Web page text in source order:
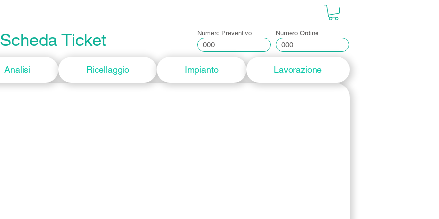
Scheda Ticket Numero Preventivo Numero Ordine
Analisi Ricellaggio Impianto Lavorazione